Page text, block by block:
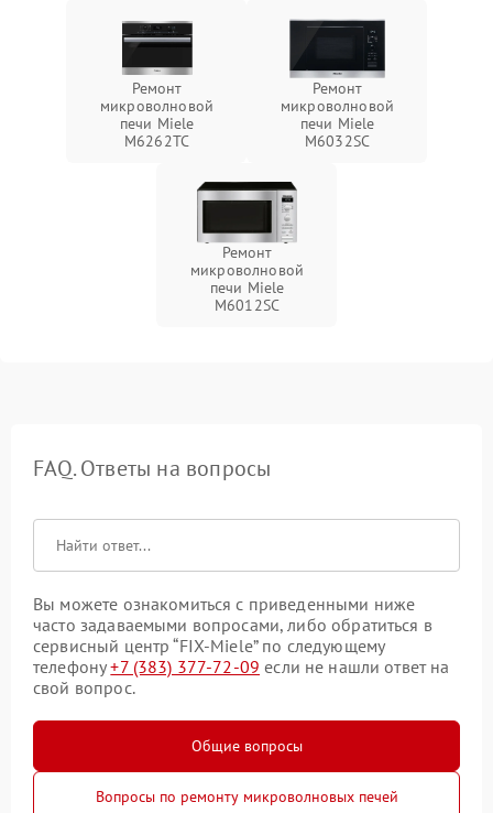
Ремонт
микроволновой
печи Miele
M6262TC
Ремонт
микроволновой
печи Miele
M6032SC
Ремонт
микроволновой
печи Miele
M6012SC
FAQ. Ответы на вопросы
Вы можете ознакомиться с приведенными ниже
часто задаваемыми вопросами, либо обратиться в
сервисный центр “FIX-Miele” по следующему
телефону+7 (383) 377-72-09 если не нашли ответ на
свой вопрос.
Общие вопросы
Вопросы по ремонту микроволновых печей